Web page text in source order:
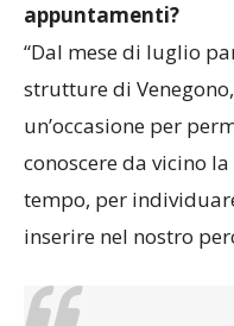
appuntamenti?
“Dal mese di luglio
strutture di
un’occasione per
conoscere da vicino
tempo, per
inserire nel nostro